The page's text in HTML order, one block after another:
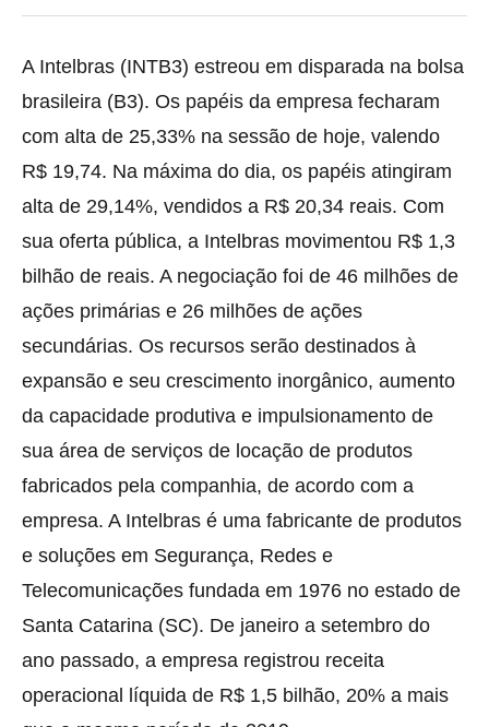
A Intelbras (INTB3) estreou em disparada na bolsa
brasileira (B3). Os papéis da empresa fecharam
com alta de 25,33% na sessão de hoje, valendo
R$ 19,74. Na máxima do dia, os papéis atingiram
alta de 29,14%, vendidos a R$ 20,34 reais. Com
sua oferta pública, a Intelbras movimentou R$ 1,3
bilhão de reais. A negociação foi de 46 milhões de
ações primárias e 26 milhões de ações
secundárias. Os recursos serão destinados à
expansão e seu crescimento inorgânico, aumento
da capacidade produtiva e impulsionamento de
sua área de serviços de locação de produtos
fabricados pela companhia, de acordo com a
empresa. A Intelbras é uma fabricante de produtos
e soluções em Segurança, Redes e
Telecomunicações fundada em 1976 no estado de
Santa Catarina (SC). De janeiro a setembro do
ano passado, a empresa registrou receita
operacional líquida de R$ 1,5 bilhão, 20% a mais